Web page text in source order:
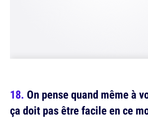
On pense quand même à
ça doit pas être facile en ce